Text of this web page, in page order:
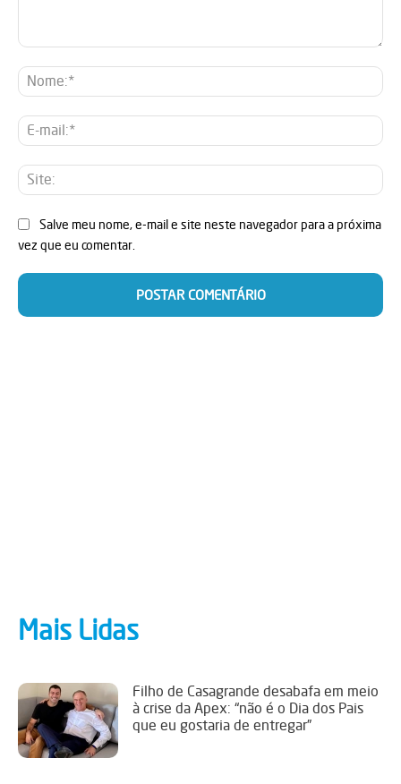
E-
Salve meu nome, e-mail e site neste navegador para a próxima
vez que eu comentar.
Mais Lidas
Filho de Casagrande desabafa em meio
à crise da Apex: “não é o Dia dos Pais
que eu gostaria de entregar”